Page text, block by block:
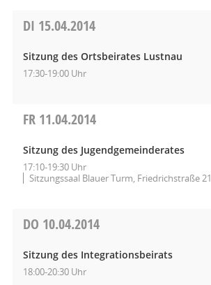
DI 15.04.2014
Sitzung des Ortsbeirates Lustnau
17:30-19:00 Uhr
FR 11.04.2014
Sitzung des Jugendgemeinderates
17:10-19:30 Uhr
Sitzungssaal Blauer Turm, Friedrichstraße
DO 10.04.2014
Sitzung des Integrationsbeirats
18:00-20:30 Uhr